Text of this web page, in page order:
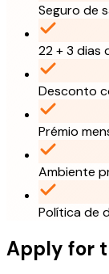
Seguro de
22 + 3 dias
Desconto
Prémio
Ambiente
Política de
Apply for